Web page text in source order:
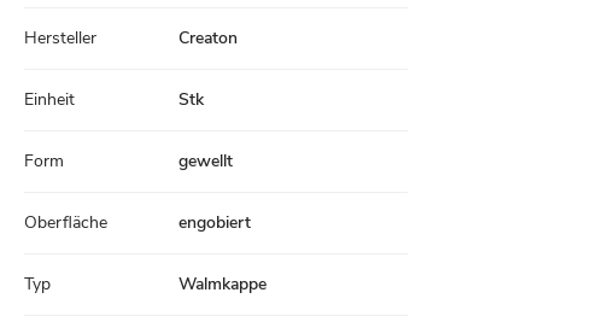
Hersteller Creaton
Einheit Stk
Form gewellt
Oberfläche engobiert
Typ Walmkappe